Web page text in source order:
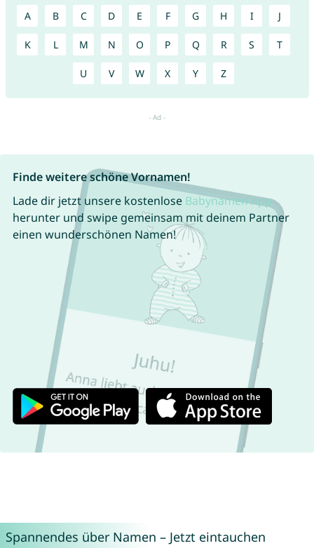
A B C D E F G H I J
K L M N O P Q R S T
U V W X Y Z
Finde weitere schöne Vornamen!
Lade dir jetzt unsere kostenlose Babynamen App
herunter und swipe gemeinsam mit deinem Partner
einen wunderschönen Namen!
Spannendes über Namen – Jetzt eintauchen